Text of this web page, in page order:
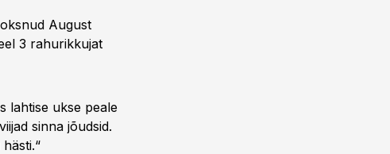
August
3 rahurikkujat
lahtise ukse peale
sinna jõudsid.